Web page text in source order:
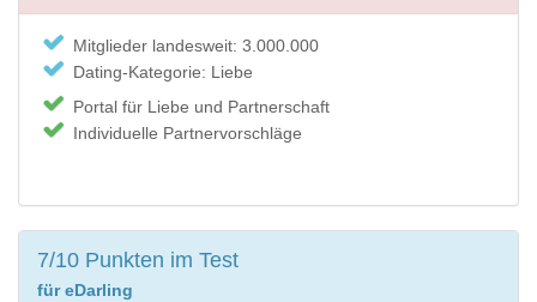
Mitglieder landesweit: 3.000.000
Dating-Kategorie: Liebe
Portal für Liebe und Partnerschaft
Individuelle Partnervorschläge
7/10 Punkten im Test
für eDarling